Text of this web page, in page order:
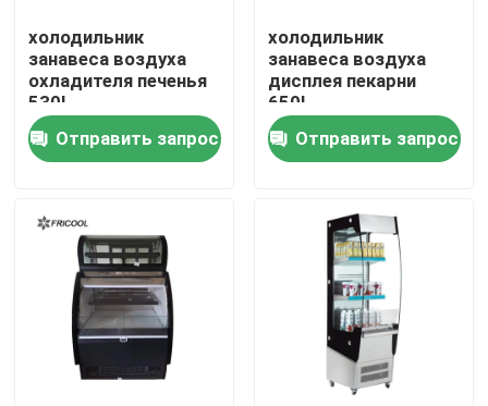
Продукция
О Компании
Наша фабрика
контроль качества
контактные данные
холодильник
занавеса воздуха
охладителя печенья
530L
Отправить запрос
холодильник
занавеса воздуха
дисплея пекарни
650L
Отправить запрос